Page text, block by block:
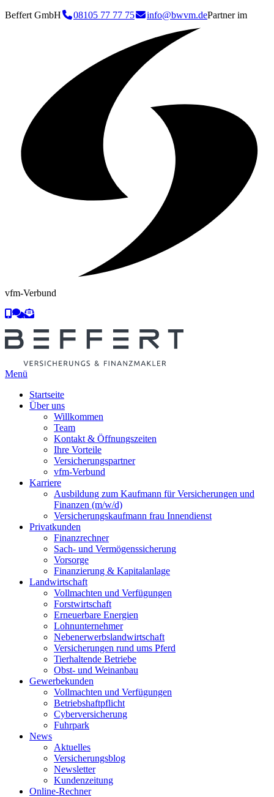
Beffert GmbH 08105 77 77 75 info@bwvm.dePartner im
vfm-Verbund

Menü
Startseite
Über uns
Willkommen
Team
Kontakt & Öffnungszeiten
Ihre Vorteile
Versicherungspartner
vfm-Verbund
Karriere
Ausbildung zum Kaufmann für Versicherungen und
Finanzen (m/w/d)
Versicherungskaufmann frau Innendienst
Privatkunden
Finanzrechner
Sach- und Vermögenssicherung
Vorsorge
Finanzierung & Kapitalanlage
Landwirtschaft
Vollmachten und Verfügungen
Forstwirtschaft
Erneuerbare Energien
Lohnunternehmer
Nebenerwerbslandwirtschaft
Versicherungen rund ums Pferd
Tierhaltende Betriebe
Obst- und Weinanbau
Gewerbekunden
Vollmachten und Verfügungen
Betriebshaftpflicht
Cyberversicherung
Fuhrpark
News
Aktuelles
Versicherungsblog
Newsletter
Kundenzeitung
Online-Rechner